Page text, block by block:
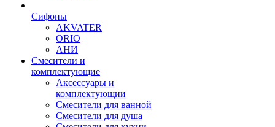
Сифоны
AKVATER
ORIO
АНИ
Смесители и
комплектующие
Аксессуары и
комплектующии
Смесители для ванной
Смесители для душа